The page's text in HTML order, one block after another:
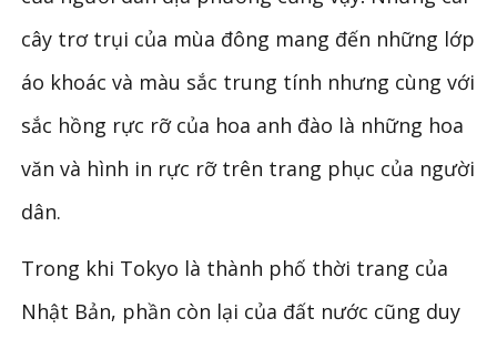
cây trơ trụi của mùa đông mang đến những lớp
áo khoác và màu sắc trung tính nhưng cùng với
sắc hồng rực rỡ của hoa anh đào là những hoa
văn và hình in rực rỡ trên trang phục của người
dân.
Trong khi Tokyo là thành phố thời trang của
Nhật Bản, phần còn lại của đất nước cũng duy